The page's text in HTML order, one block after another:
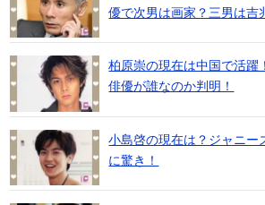
優で次男は画家？三男は吉
柏原崇の現在は中国で活躍
俳優が誰なのか判明！
小島啓の現在は？ジャニー
に驚き！